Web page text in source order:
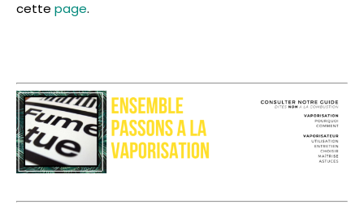
cette page.